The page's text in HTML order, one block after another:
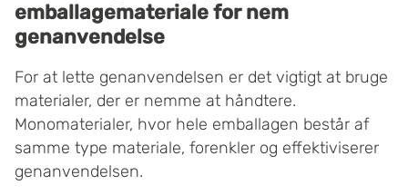
emballagemateriale for nem
genanvendelse
For at lette genanvendelsen er det vigtigt at bruge
materialer, der er nemme at håndtere.
Monomaterialer, hvor hele emballagen består af
samme type materiale, forenkler og effektiviserer
genanvendelsen.